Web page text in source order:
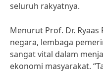
seluruh rakyatnya.
Menurut Prof. Dr.
negara, lembaga
sangat vital dalam
ekonomi masyarakat.